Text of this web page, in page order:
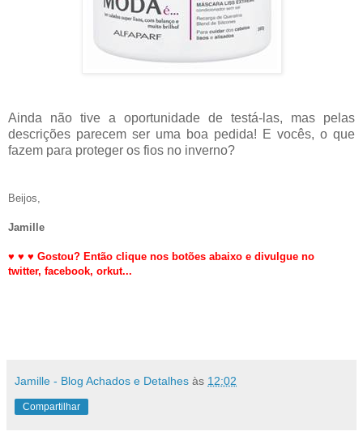
Ainda não tive a oportunidade de testá-las, mas pelas
descrições parecem ser uma boa pedida! E vocês, o que
fazem para proteger os fios no inverno?
Beijos,
Jamille
♥ ♥ ♥ Gostou? Então clique nos botões abaixo e divulgue no
twitter, facebook, orkut...
Jamille - Blog Achados e Detalhes às 12:02
Compartilhar